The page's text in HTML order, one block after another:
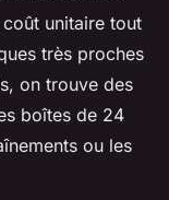
unitaire tout
très proches
on trouve des
boîtes de 24
ou les